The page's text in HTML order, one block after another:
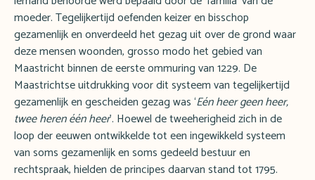
moeder. Tegelijkertijd oefenden keizer en bisschop
gezamenlijk en onverdeeld het gezag uit over de grond waar
deze mensen woonden, grosso modo het gebied van
Maastricht binnen de eerste ommuring van 1229. De
Maastrichtse uitdrukking voor dit systeem van tegelijkertijd
gezamenlijk en gescheiden gezag was ‘Eén heer geen heer,
twee heren één heer’. Hoewel de tweeherigheid zich in de
loop der eeuwen ontwikkelde tot een ingewikkeld systeem
van soms gezamenlijk en soms gedeeld bestuur en
rechtspraak, hielden de principes daarvan stand tot 1795.